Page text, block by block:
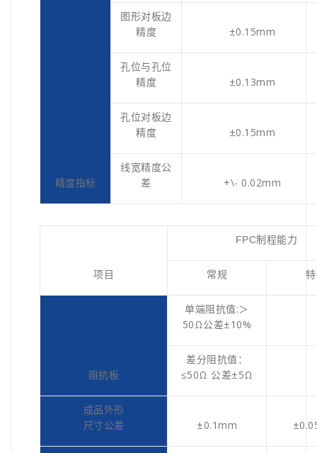
精度指标
图形对板边
精度
±0.15mm
孔位与孔位
精度
±0.13mm
孔位对板边
精度
±0.15mm
线宽精度公
差
+\- 0.02mm
项目
FPC制程能力
常规
阻抗板
单端阻抗值:＞
50Ω公差±10%
差分阻抗值：
≤50Ω 公差±5Ω
成品外形
尺寸公差
±0.1mm